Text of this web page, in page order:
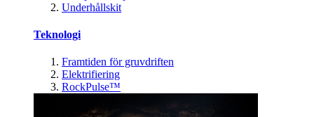
Underhållskit
Teknologi
Framtiden för gruvdriften
Elektrifiering
RockPulse™